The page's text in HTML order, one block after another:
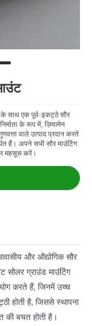
साथ एक पूर्व-इकट्ठे सौर
के रूप में, ज़ियामेन
वाले उत्पाद प्रदान करते
हैं। अपने सभी सौर माउंटिंग
महसूस करें।
और औद्योगिक सौर
सोलर ग्राउंड माउंटिंग
करते हैं, जिनमें उच्च
होती है, जिससे स्थापना
की बचत होती है।